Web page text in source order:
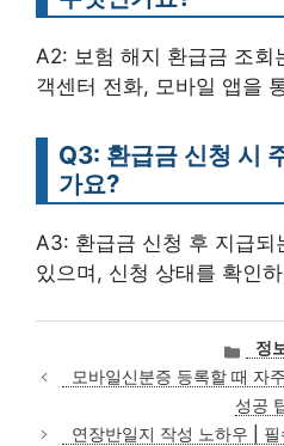
A2: 보험 해지 환급금 조회
객센터 전화, 모바일 앱을
Q3: 환급금 신청 시
가요?
A3: 환급금 신청 후 지급되
있으며, 신청 상태를 확인
카
테
고
리
정
모바일신분증 등록할 때 자
성공
연장반일지 작성 노하우 |